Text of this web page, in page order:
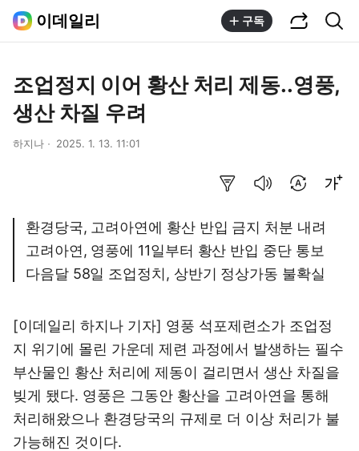
이데일리 구독
조업정지 이어 황산 처리 제동..영풍,
생산 차질 우려
하지나 2025. 1. 13. 11:01
환경당국, 고려아연에 황산 반입 금지 처분 내려
고려아연, 영풍에 11일부터 황산 반입 중단 통보
다음달 58일 조업정치, 상반기 정상가동 불확실
[이데일리 하지나 기자] 영풍 석포제련소가 조업정
지 위기에 몰린 가운데 제련 과정에서 발생하는 필수
부산물인 황산 처리에 제동이 걸리면서 생산 차질을
빚게 됐다. 영풍은 그동안 황산을 고려아연을 통해
처리해왔으나 환경당국의 규제로 더 이상 처리가 불
가능해진 것이다.